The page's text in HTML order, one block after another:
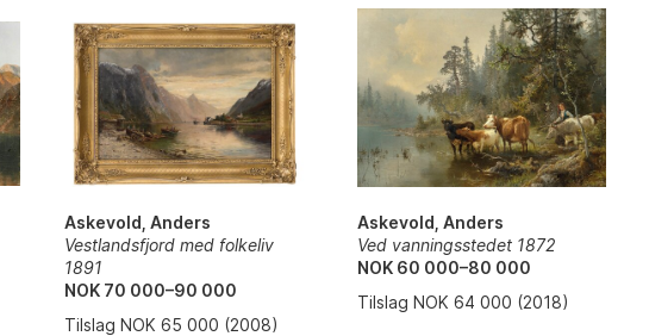
Askevold, Anders
Vestlandsfjord med folkeliv
1891
NOK 70 000–90 000
Tilslag NOK 65 000 (2008)
Askevold, Anders
Ved vanningsstedet 1872
NOK 60 000–80 000
Tilslag NOK 64 000 (2018)